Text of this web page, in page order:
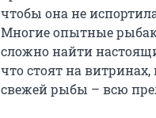
чтобы она не
Многие опытные
сложно найти
что стоят на
свежей рыбы – всю